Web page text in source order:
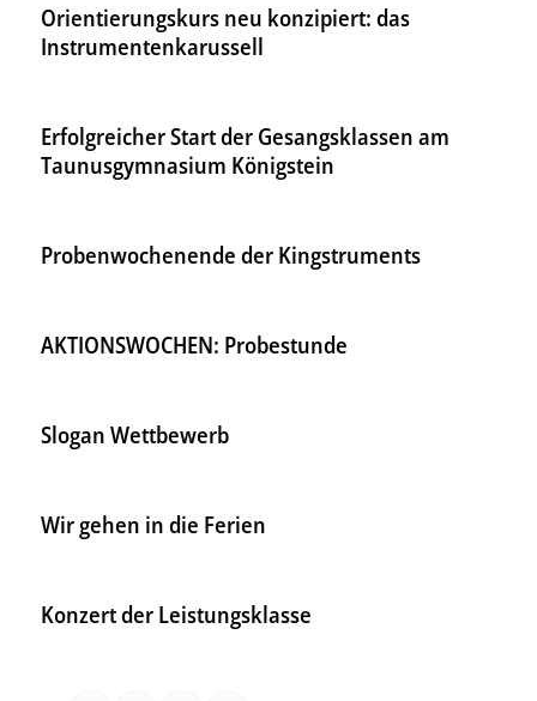
Orientierungskurs neu konzipiert: das
Instrumentenkarussell
Erfolgreicher Start der Gesangsklassen am
Taunusgymnasium Königstein
Probenwochenende der Kingstruments
AKTIONSWOCHEN: Probestunde
Slogan Wettbewerb
Wir gehen in die Ferien
Konzert der Leistungsklasse